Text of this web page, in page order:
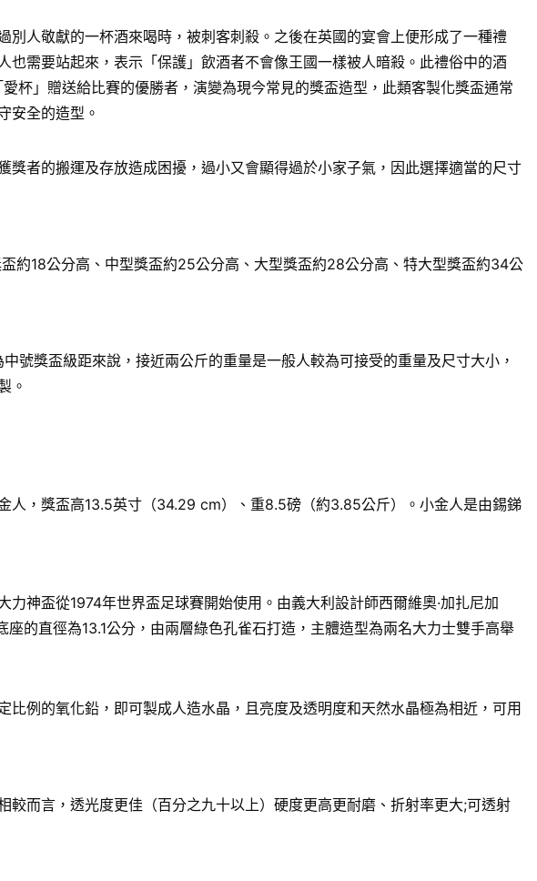
人敬獻的一杯酒來喝時，被刺客刺殺。之後在英國的宴會上便形成了一種禮
需要站起來，表示「保護」飲酒者不會像王國一樣被人暗殺。此禮俗中的酒
杯」贈送給比賽的優勝者，演變為現今常見的獎盃造型，此類客製化獎盃通常
安全的造型。
者的搬運及存放造成困擾，過小又會顯得過於小家子氣，因此選擇適當的尺寸
約18公分高、中型獎盃約25公分高、大型獎盃約28公分高、特大型獎盃約34公
獎盃級距來說，接近兩公斤的重量是一般人較為可接受的重量及尺寸大小，
。
人，獎盃高13.5英寸（34.29 cm）、重8.5磅（約3.85公斤）。小金人是由錫銻
神盃從1974年世界盃足球賽開始使用。由義大利設計師西爾維奧·加扎尼加
的直徑為13.1公分，由兩層綠色孔雀石打造，主體造型為兩名大力士雙手高舉
例的氧化鉛，即可製成人造水晶，且亮度及透明度和天然水晶極為相近，可用
而言，透光度更佳（百分之九十以上）硬度更高更耐磨、折射率更大;可透射